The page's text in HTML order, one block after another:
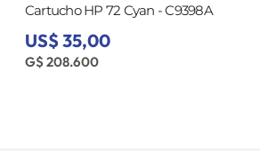
Cartucho HP 72 Cyan - C9398A
US$ 35,00
G$ 208.600